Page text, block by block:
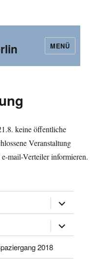
MENÜ
keine öffentliche
Veranstaltung
mail-Verteiler informieren.
öffnen
öffnen
2018